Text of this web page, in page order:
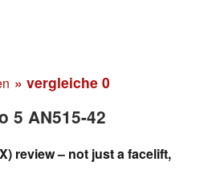
» vergleiche 0
5 AN515-42
review – not just a facelift,